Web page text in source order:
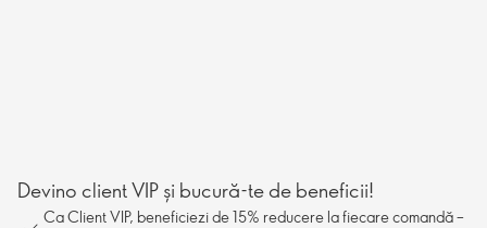
Devino client VIP și bucură-te de beneficii!
Ca Client VIP, beneficiezi de 15% reducere la fiecare comandă –